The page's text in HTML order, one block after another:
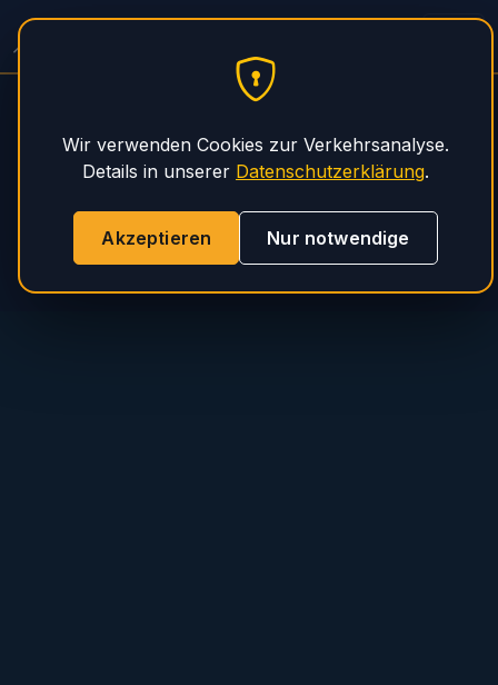
Wir verwenden Cookies zur Verkehrsanalyse.
Details in unserer Datenschutzerklärung.
Akzeptieren Nur notwendige